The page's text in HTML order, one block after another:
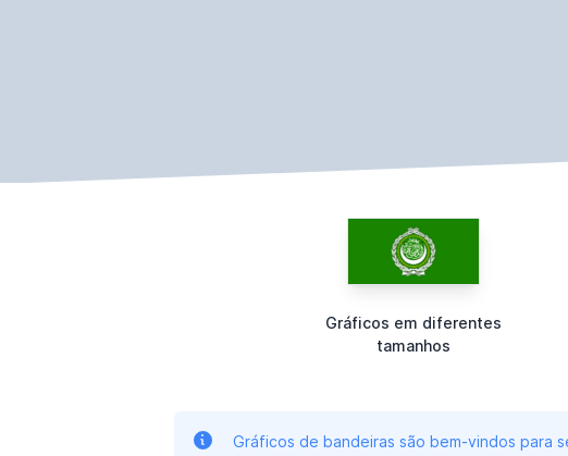
Gráficos em diferentes
tamanhos
Gráficos de bandeiras são bem-vindos para